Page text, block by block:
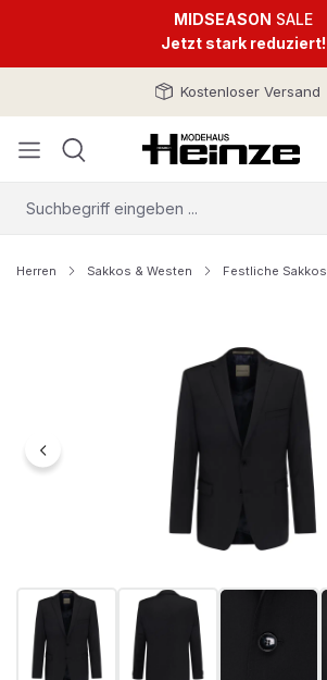
MIDSEASON SALE
Jetzt stark reduziert!
Kostenloser Versand
Herren Sakkos & Westen Festliche Sakkos